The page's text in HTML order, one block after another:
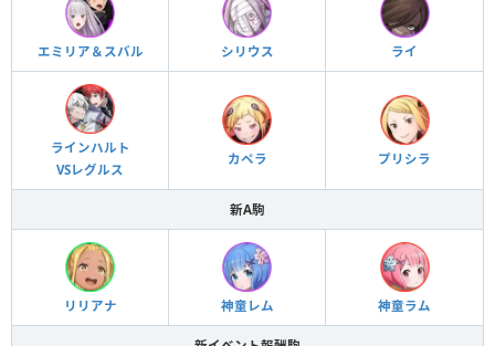
エミリア＆スバル シリウス ライ
ラインハルト
VSレグルス
カペラ プリシラ
新A駒
リリアナ 神童レム 神童ラム